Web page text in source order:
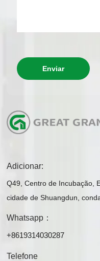
Enviar
Adicionar:
Q49, Centro de Incubação,
cidade de Shuangdun,
Whatsapp：
+8619314030287
Telefone